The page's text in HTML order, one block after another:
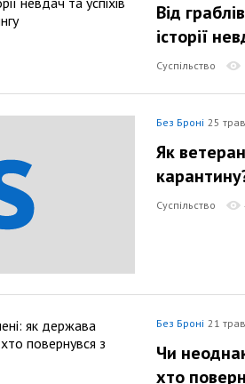
Від
історії
Суспільство
Без Броні 25
Як
Суспільство
Без Броні 21
Чи
хто